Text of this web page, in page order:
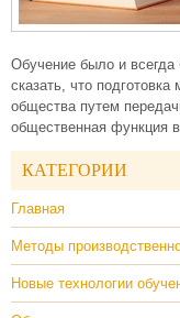
Обучение было и
сказать, что
общества путем
общественная функция
КАТЕГОРИИ
Главная
Методы
Новые технологии